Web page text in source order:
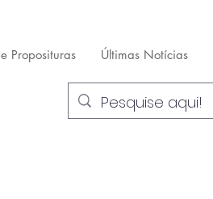
Proposituras Últimas Notícias